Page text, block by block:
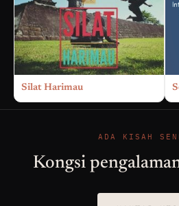
Silat Harimau
ADA KISAH
Kongsi